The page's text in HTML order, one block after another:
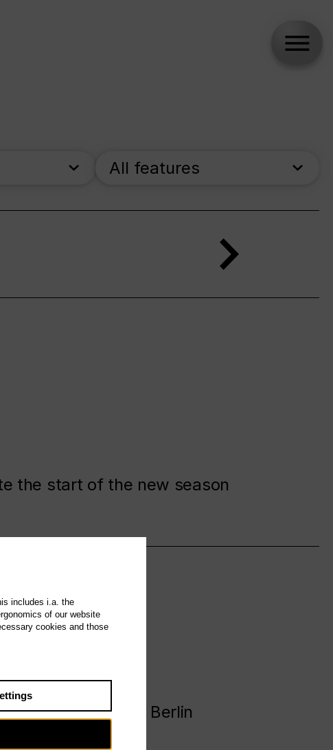
All features
the start of the new season
Deutsche Oper Berlin
includes i.a. the
of our website
cookies and those